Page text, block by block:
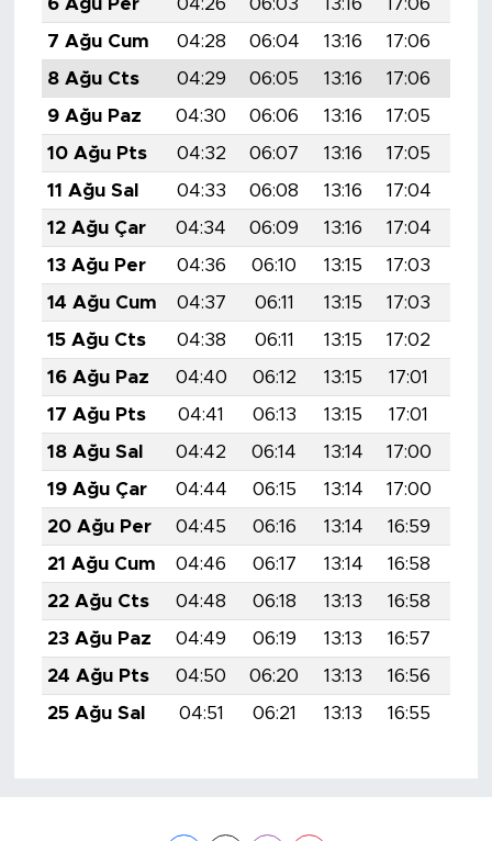
6 Ağu Per
04:26 06:03 13:16 17:06
7 Ağu Cum
04:28 06:04 13:16 17:06
8 Ağu Cts
04:29 06:05 13:16 17:06
9 Ağu Paz
04:30 06:06 13:16 17:05
10 Ağu Pts
04:32 06:07 13:16 17:05
11 Ağu Sal
04:33 06:08 13:16 17:04
12 Ağu Çar
04:34 06:09 13:16 17:04
13 Ağu Per
04:36 06:10 13:15 17:03
14 Ağu Cum
04:37 06:11 13:15 17:03
15 Ağu Cts
04:38 06:11 13:15 17:02
16 Ağu Paz
04:40 06:12 13:15 17:01
17 Ağu Pts
04:41 06:13 13:15 17:01
18 Ağu Sal
04:42 06:14 13:14 17:00
19 Ağu Çar
04:44 06:15 13:14 17:00
20 Ağu Per
04:45 06:16 13:14 16:59
21 Ağu Cum
04:46 06:17 13:14 16:58
22 Ağu Cts
04:48 06:18 13:13 16:58
23 Ağu Paz
04:49 06:19 13:13 16:57
24 Ağu Pts
04:50 06:20 13:13 16:56
25 Ağu Sal
04:51 06:21 13:13 16:55